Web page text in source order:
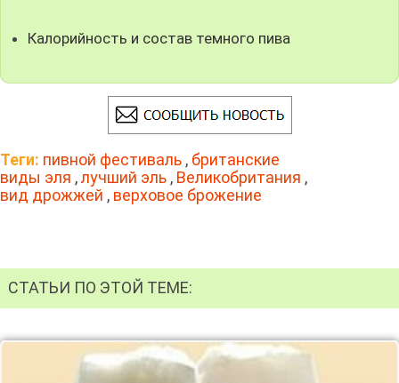
Калорийность и состав темного пива
Теги: пивной фестиваль , британские
виды эля ,лучший эль , Великобритания ,
вид дрожжей , верховое брожение
СТАТЬИ ПО ЭТОЙ ТЕМЕ: